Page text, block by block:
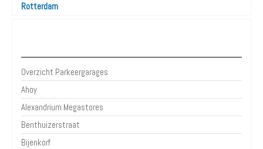
Rotterdam
Overzicht Parkeergarages
Ahoy
Alexandrium Megastores
Benthuizerstraat
Bijenkorf